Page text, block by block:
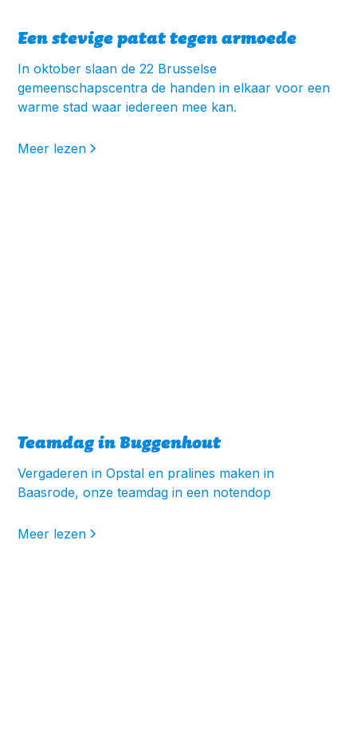
Een stevige patat tegen armoede
In oktober slaan de 22 Brusselse
gemeenschapscentra de handen in elkaar voor een
warme stad waar iedereen mee kan.
Meer lezen
Teamdag in Buggenhout
Vergaderen in Opstal en pralines maken in
Baasrode, onze teamdag in een notendop
Meer lezen